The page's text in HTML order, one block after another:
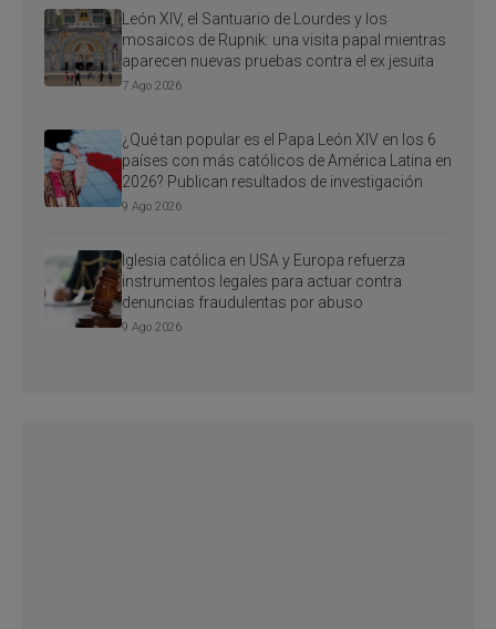
León XIV, el Santuario de Lourdes y los
mosaicos de Rupnik: una visita papal mientras
aparecen nuevas pruebas contra el ex jesuita
7 Ago 2026
¿Qué tan popular es el Papa León XIV en los 6
países con más católicos de América Latina en
2026? Publican resultados de investigación
9 Ago 2026
Iglesia católica en USA y Europa refuerza
instrumentos legales para actuar contra
denuncias fraudulentas por abuso
9 Ago 2026